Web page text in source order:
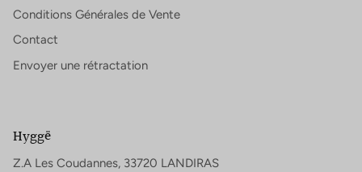
Conditions Générales de Vente
Contact
Envoyer une rétractation
Hyggë
Z.A Les Coudannes, 33720 LANDIRAS